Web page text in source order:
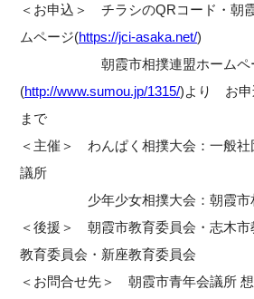
＜お申込＞ チラシのQRコード・朝
ムページ(https://jci-asaka.net/)
朝霞市相撲連盟ホームペ
(http://www.sumou.jp/1315/)より お申
まで
＜主催＞ わんぱく相撲大会：一般社
議所
少年少女相撲大会：朝霞市
＜後援＞ 朝霞市教育委員会・志木市
教育委員会・新座教育委員会
＜お問合せ先＞ 朝霞市青年会議所